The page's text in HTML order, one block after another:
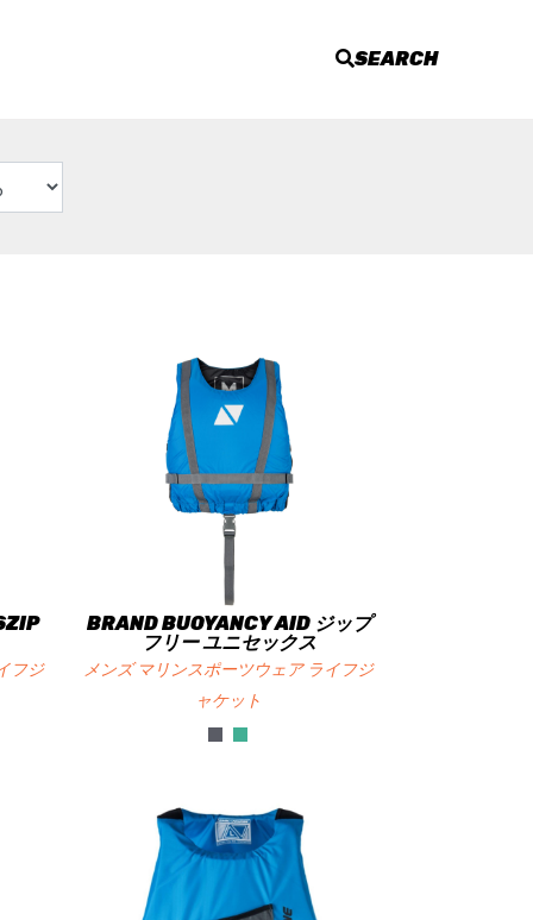
SEARCH
フジ
BRAND BUOYANCY AID ジップ
フリー ユニセックス
メンズ マリンスポーツウェア ライフジ
ャケット